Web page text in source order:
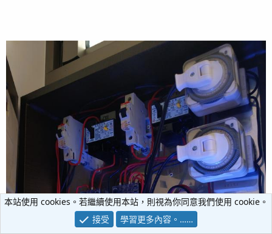
本站使用 cookies。若繼續使用本站，則視為你同意我們使用 cookie。
接受
學習更多內容。……